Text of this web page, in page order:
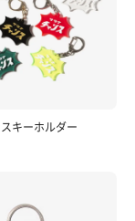
キーホルダー